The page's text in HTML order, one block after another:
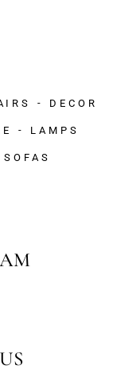
DECOR
LAMPS
SOFAS